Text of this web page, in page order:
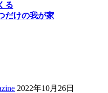
る
だけの我が家
2022年10月26日